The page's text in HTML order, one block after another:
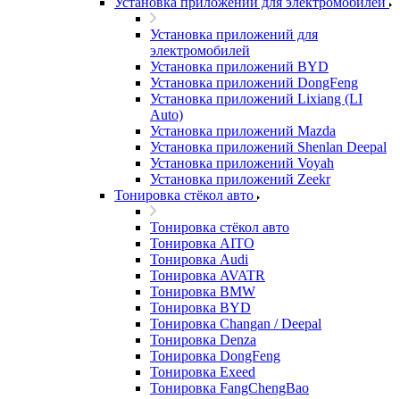
Установка приложений для
электромобилей
Установка приложений BYD
Установка приложений DongFeng
Установка приложений Lixiang (LI
Auto)
Установка приложений Mazda
Установка приложений Shenlan Deepal
Установка приложений Voyah
Установка приложений Zeekr
Тонировка стёкол авто
Тонировка стёкол авто
Тонировка AITO
Тонировка Audi
Тонировка AVATR
Тонировка BMW
Тонировка BYD
Тонировка Changan / Deepal
Тонировка Denza
Тонировка DongFeng
Тонировка Exeed
Тонировка FangChengBao